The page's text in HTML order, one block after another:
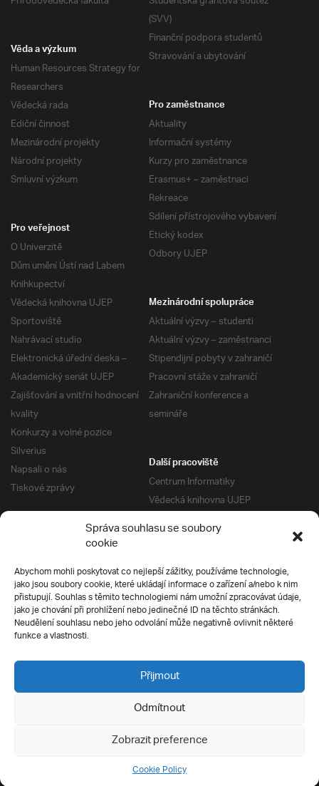
Správa souhlasu se soubory
cookie
Abychom mohli poskytovat co nejlepší zážitky, používáme technologie,
jako jsou soubory cookie, které ukládají informace o zařízení a/nebo k nim
přistupují. Souhlas s těmito technologiemi nám umožní zpracovávat údaje,
jako je chování při prohlížení nebo jedinečné ID na těchto stránkách.
Neudělení souhlasu nebo jeho odvolání může negativně ovlivnit některé
funkce a vlastnosti.
Přijmout
Odmítnout
Zobrazit preference
Cookie Policy
(SVV)
Finanční podpora studentů
Stravování a ubytování
Věda a výzkum
Human Resources Strategy for
Researchers
Vědecká rada
Ediční činnost
Mezinárodní projekty
Národní projekty
Smluvní výzkum
Pro zaměstnance
Aktuality
Informační systémy
Kurzy pro zaměstnance
Erasmus+ – zaměstnaci
Rekreace
Sdílení přístrojového vybavení
Etický kodex
Odbory UJEP
Pro veřejnost
O Univerzitě
Dům umění Ústí nad Labem
Knihkupectví
Vědecká knihovna UJEP
Sportoviště
Nahrávací studio
Elektronická úřední deska –
Akademický senát UJEP
Zajišťování a vnitřní hodnocení
kvality
Konkurzy a volné pozice
Silverius
Napsali o nás
Tiskové zprávy
Mezinárodní spolupráce
Aktuální výzvy – studenti
Aktuální výzvy – zaměstnanci
Stipendijní pobyty v zahraničí
Pracovní stáže v zahraničí
Zahraniční konference a
semináře
Další pracoviště
Centrum Informatiky
Vědecká knihovna UJEP
Správa kolejí a menz
Univerzitní centrum podpory
Silverius
Pro uchazeče
Přijímací řízení
E-prihlaska
Přípravné kurzy
Ochrana soukromí
Všechna práva vyhrazena